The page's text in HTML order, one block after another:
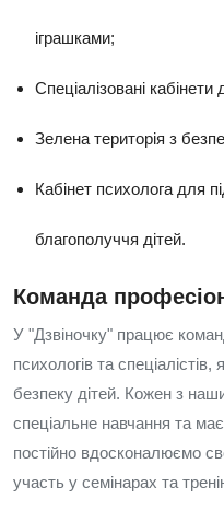
іграшками;
Спеціалізовані
Зелена територія з
Кабінет психолога для
благополуччя дітей.
Команда
У "Дзвіночку" працює
психологів та
безпеку дітей. Кожен з
спеціальне навчання та
постійно вдосконалюємо
участь у семінарах та